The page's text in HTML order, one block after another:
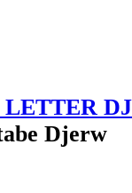
Djerw